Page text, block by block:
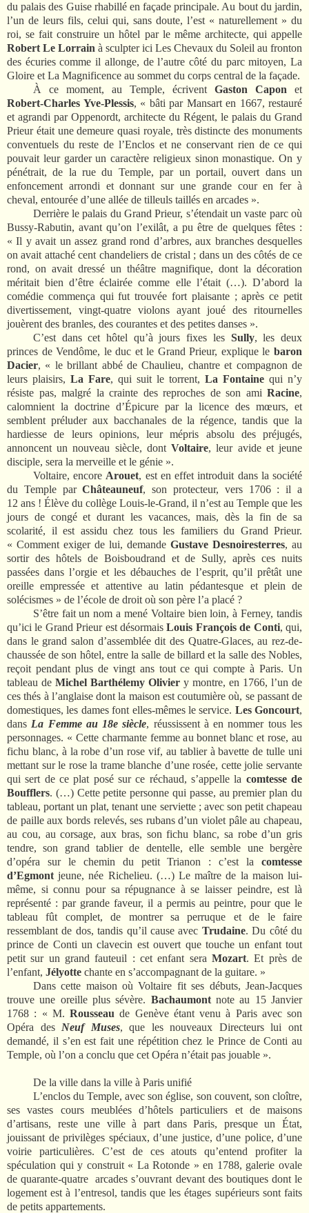
du palais des Guise rhabillé en façade principale. Au bout du jardin,
l’un de leurs fils, celui qui, sans doute, l’est « naturellement » du
roi, se fait construire un hôtel par le même architecte, qui appelle
Robert Le Lorrain à sculpter ici Les Chevaux du Soleil au fronton
des écuries comme il allonge, de l’autre côté du parc mitoyen, La
Gloire et La Magnificence au sommet du corps central de la façade.
À ce moment, au Temple, écrivent Gaston Capon et
Robert-Charles Yve-Plessis, « bâti par Mansart en 1667, restauré
et agrandi par Oppenordt, architecte du Régent, le palais du Grand
Prieur était une demeure quasi royale, très distincte des monuments
conventuels du reste de l’Enclos et ne conservant rien de ce qui
pouvait leur garder un caractère religieux sinon monastique. On y
pénétrait, de la rue du Temple, par un portail, ouvert dans un
enfoncement arrondi et donnant sur une grande cour en fer à
cheval, entourée d’une allée de tilleuls taillés en arcades ».
Derrière le palais du Grand Prieur, s’étendait un vaste parc où
Bussy-Rabutin, avant qu’on l’exilât, a pu être de quelques fêtes :
« Il y avait un assez grand rond d’arbres, aux branches desquelles
on avait attaché cent chandeliers de cristal ; dans un des côtés de ce
rond, on avait dressé un théâtre magnifique, dont la décoration
méritait bien d’être éclairée comme elle l’était (…). D’abord la
comédie commença qui fut trouvée fort plaisante ; après ce petit
divertissement, vingt-quatre violons ayant joué des ritournelles
jouèrent des branles, des courantes et des petites danses ».
C’est dans cet hôtel qu’à jours fixes les Sully, les deux
princes de Vendôme, le duc et le Grand Prieur, explique le baron
Dacier, « le brillant abbé de Chaulieu, chantre et compagnon de
leurs plaisirs, La Fare, qui suit le torrent, La Fontaine qui n’y
résiste pas, malgré la crainte des reproches de son ami Racine,
calomnient la doctrine d’Épicure par la licence des mœurs, et
semblent préluder aux bacchanales de la régence, tandis que la
hardiesse de leurs opinions, leur mépris absolu des préjugés,
annoncent un nouveau siècle, dontVoltaire, leur avide et jeune
disciple, sera la merveille et le génie ».
Voltaire, encore Arouet, est en effet introduit dans la société
du Temple parChâteauneuf, son protecteur, vers 1706 : il a
12 ans ! Élève du collège Louis-le-Grand, il n’est au Temple que les
jours de congé et durant les vacances, mais, dès la fin de sa
scolarité, il est assidu chez tous les familiers du Grand Prieur.
« Comment exiger de lui, demande Gustave Desnoiresterres, au
sortir des hôtels de Boisboudrand et de Sully, après ces nuits
passées dans l’orgie et les débauches de l’esprit, qu’il prêtât une
oreille empressée et attentive au latin pédantesque et plein de
solécismes » de l’école de droit où son père l’a placé ?
S’être fait un nom a mené Voltaire bien loin, à Ferney, tandis
qu’ici le Grand Prieur est désormaisLouis François de Conti, qui,
dans le grand salon d’assemblée dit des Quatre-Glaces, au rez-de-
chaussée de son hôtel, entre la salle de billard et la salle des Nobles,
reçoit pendant plus de vingt ans tout ce qui compte à Paris. Un
tableau de Michel Barthélemy Olivier y montre, en 1766, l’un de
ces thés à l’anglaise dont la maison est coutumière où, se passant de
domestiques, les dames font elles-mêmes le service. Les Goncourt,
dans La Femme au 18e siècle, réussissent à en nommer tous les
personnages. « Cette charmante femme au bonnet blanc et rose, au
fichu blanc, à la robe d’un rose vif, au tablier à bavette de tulle uni
mettant sur le rose la trame blanche d’une rosée, cette jolie servante
qui sert de ce plat posé sur ce réchaud, s’appelle la comtesse de
Boufflers. (…) Cette petite personne qui passe, au premier plan du
tableau, portant un plat, tenant une serviette ; avec son petit chapeau
de paille aux bords relevés, ses rubans d’un violet pâle au chapeau,
au cou, au corsage, aux bras, son fichu blanc, sa robe d’un gris
tendre, son grand tablier de dentelle, elle semble une bergère
d’opéra sur le chemin du petit Trianon : c’est la comtesse
d’Egmont jeune, née Richelieu. (…) Le maître de la maison lui-
même, si connu pour sa répugnance à se laisser peindre, est là
représenté : par grande faveur, il a permis au peintre, pour que le
tableau fût complet, de montrer sa perruque et de le faire
ressemblant de dos, tandis qu’il cause avec Trudaine. Du côté du
prince de Conti un clavecin est ouvert que touche un enfant tout
petit sur un grand fauteuil : cet enfant sera Mozart. Et près de
l’enfant, Jélyotte chante en s’accompagnant de la guitare. »
Dans cette maison où Voltaire fit ses débuts, Jean-Jacques
trouve une oreille plus sévère. Bachaumontnote au 15 Janvier
1768 : « M. Rousseau de Genève étant venu à Paris avec son
Opéra des Neuf Muses, que les nouveaux Directeurs lui ont
demandé, il s’en est fait une répétition chez le Prince de Conti au
Temple, où l’on a conclu que cet Opéra n’était pas jouable ».
De la ville dans la ville à Paris unifié
L’enclos du Temple, avec son église, son couvent, son cloître,
ses vastes cours meublées d’hôtels particuliers et de maisons
d’artisans, reste une ville à part dans Paris, presque un État,
jouissant de privilèges spéciaux, d’une justice, d’une police, d’une
voirie particulières. C’est de ces atouts qu’entend profiter la
spéculation qui y construit « La Rotonde » en 1788, galerie ovale
de quarante-quatre
arcades s’ouvrant devant des boutiques dont le
logement est à l’entresol, tandis que les étages supérieurs sont faits
de petits appartements.